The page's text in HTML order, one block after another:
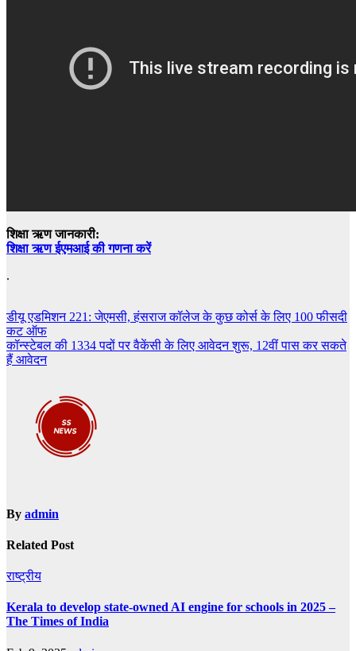
शिक्षा ऋण जानकारी:
शिक्षा ऋण ईएमआई की गणना करें
.
Post
navigation
डीयू एडमिशन 221: जेएमसी, हंसराज कॉलेज के कुछ कोर्स के लिए 100 फीसदी
कट ऑफ
कॉन्स्टेबल की 1334 पदों पर वैकेंसी के लिए आवेदन शुरू, 12वीं पास कर सकते
हैं आवेदन
By admin
Related Post
राष्ट्रीय
Kerala to develop state-owned AI engine for schools in 2025 –
The Times of India